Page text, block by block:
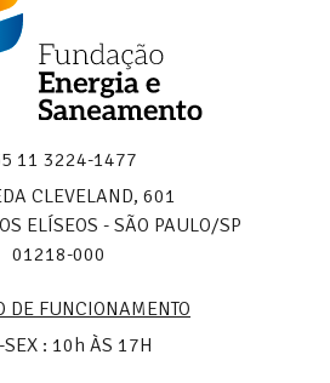
11 3224-1477
CLEVELAND, 601
ELÍSEOS - SÃO PAULO/SP
01218-000
DE FUNCIONAMENTO
SEX : 10h ÀS 17H